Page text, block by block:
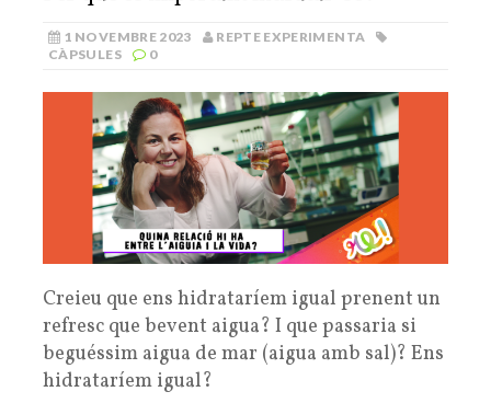
1 NOVEMBRE 2023
REPTE EXPERIMENTA
CÀPSULES
0
Creieu que ens hidrataríem igual prenent un
refresc que bevent aigua? I que passaria si
beguéssim aigua de mar (aigua amb sal)? Ens
hidrataríem igual?